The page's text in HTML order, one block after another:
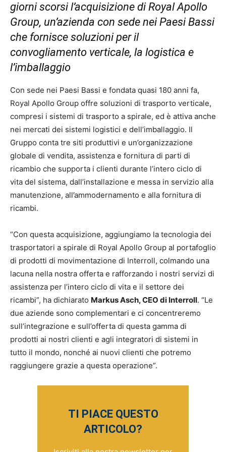
giorni scorsi l’acquisizione di Royal Apollo
Group, un’azienda con sede nei Paesi Bassi
che fornisce soluzioni per il
convogliamento verticale, la logistica e
l’imballaggio
Con sede nei Paesi Bassi e fondata quasi 180 anni fa,
Royal Apollo Group offre soluzioni di trasporto verticale,
compresi i sistemi di trasporto a spirale, ed è attiva anche
nei mercati dei sistemi logistici e dell’imballaggio. Il
Gruppo conta tre siti produttivi e un’organizzazione
globale di vendita, assistenza e fornitura di parti di
ricambio che supporta i clienti durante l’intero ciclo di
vita del sistema, dall’installazione e messa in servizio alla
manutenzione, all’ammodernamento e alla fornitura di
ricambi.
“Con questa acquisizione, aggiungiamo la tecnologia dei
trasportatori a spirale di Royal Apollo Group al portafoglio
di prodotti di movimentazione di Interroll, colmando una
lacuna nella nostra offerta e rafforzando i nostri servizi di
assistenza per l’intero ciclo di vita e il settore dei
ricambi”, ha dichiarato Markus Asch, CEO di Interroll. “Le
due aziende sono complementari e ci concentreremo
sull’integrazione e sull’offerta di questa gamma di
prodotti ai nostri clienti e agli integratori di sistemi in
tutto il mondo, nonché ai nuovi clienti che potremo
raggiungere grazie a questa operazione”.
TI PIACE QUESTO
ARTICOLO?